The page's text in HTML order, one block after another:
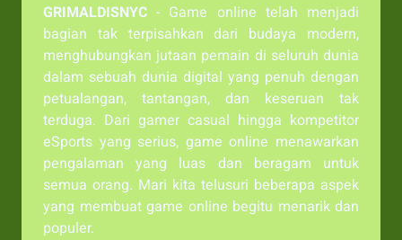
GRIMALDISNYC - Game online telah menjadi
bagian tak terpisahkan dari budaya modern,
menghubungkan jutaan pemain di seluruh dunia
dalam sebuah dunia digital yang penuh dengan
petualangan, tantangan, dan keseruan tak
terduga. Dari gamer casual hingga kompetitor
eSports yang serius, game online menawarkan
pengalaman yang luas dan beragam untuk
semua orang. Mari kita telusuri beberapa aspek
yang membuat game online begitu menarik dan
populer.